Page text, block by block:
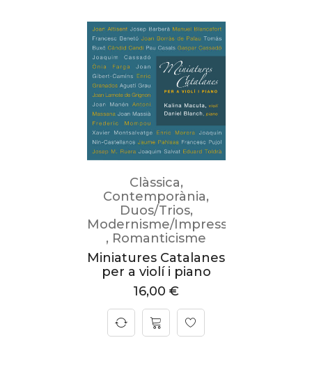
Clàssica,
Contemporània,
Duos/Trios,
Modernisme/Impressionisme
, Romanticisme
Miniatures Catalanes
per a violí i piano
16,00 €